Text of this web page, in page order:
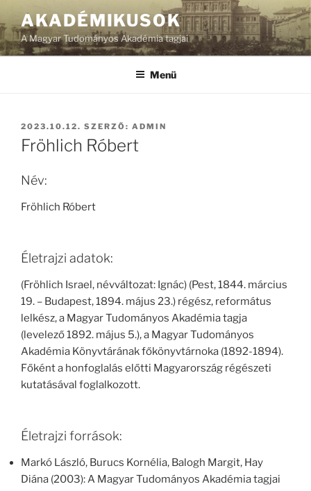
AKADÉMIKUSOK
A Magyar Tudományos Akadémia tagjai
Menü
BEKÜLDVE:
2023.10.12. SZERZŐ: ADMIN
Fröhlich Róbert
Név:
Fröhlich Róbert
Életrajzi adatok:
(Fröhlich Israel, névváltozat: Ignác) (Pest, 1844. március
19. – Budapest, 1894. május 23.) régész, református
lelkész, a Magyar Tudományos Akadémia tagja
(levelező 1892. május 5.), a Magyar Tudományos
Akadémia Könyvtárának főkönyvtárnoka (1892-1894).
Főként a honfoglalás előtti Magyarország régészeti
kutatásával foglalkozott.
Életrajzi források:
Markó László, Burucs Kornélia, Balogh Margit, Hay
Diána (2003): A Magyar Tudományos Akadémia tagjai